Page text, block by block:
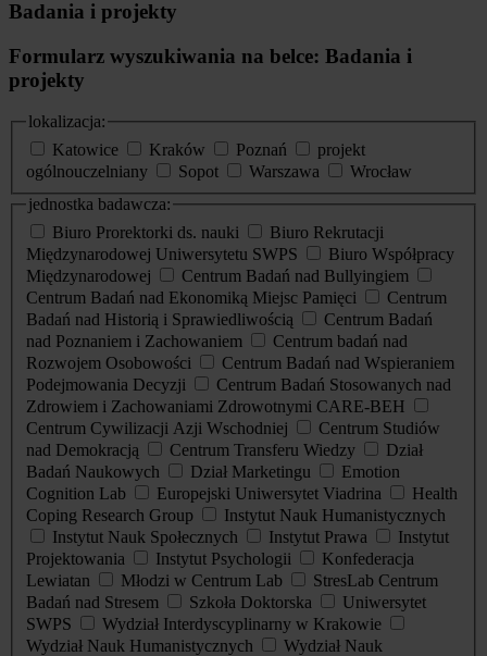
Badania i projekty
Formularz wyszukiwania na belce: Badania i
projekty
lokalizacja:
Katowice
Kraków Poznań
projekt
ogólnouczelniany
Sopot Warszawa
Wrocław
jednostka badawcza:
Biuro Prorektorki ds. nauki
Biuro Rekrutacji
Międzynarodowej Uniwersytetu SWPS
Biuro Współpracy
Międzynarodowej
Centrum Badań nad Bullyingiem
Centrum Badań nad Ekonomiką Miejsc Pamięci
Centrum
Badań nad Historią i Sprawiedliwością
Centrum Badań
nad Poznaniem i Zachowaniem
Centrum badań nad
Rozwojem Osobowości
Centrum Badań nad Wspieraniem
Podejmowania Decyzji
Centrum Badań Stosowanych nad
Zdrowiem i Zachowaniami Zdrowotnymi CARE-BEH
Centrum Cywilizacji Azji Wschodniej
Centrum Studiów
nad Demokracją
Centrum Transferu Wiedzy
Dział
Badań Naukowych
Dział Marketingu
Emotion
Cognition Lab
Europejski Uniwersytet Viadrina
Health
Coping Research Group
Instytut Nauk Humanistycznych
Instytut Nauk Społecznych
Instytut Prawa
Instytut
Projektowania
Instytut Psychologii
Konfederacja
Lewiatan
Młodzi w Centrum Lab
StresLab Centrum
Badań nad Stresem
Szkoła Doktorska
Uniwersytet
SWPS
Wydział Interdyscyplinarny w Krakowie
Wydział Nauk Humanistycznych
Wydział Nauk